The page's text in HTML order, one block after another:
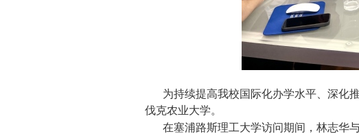
为持续提高我校国际化办学水平、深化
伐克农业大学。
在塞浦路斯理工大学访问期间，林志华